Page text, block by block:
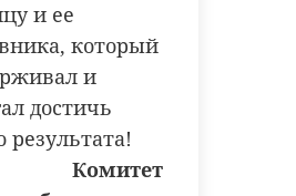
и ее
который
и
достичь
результата!
Комитет
в темное время
составит от 4 до
усилится до 6-11 м/с.
покажут от -1
днем тоже будет не